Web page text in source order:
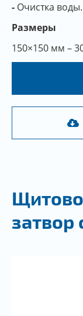
Очистка воды.
Размеры
150×150 мм –
затвор